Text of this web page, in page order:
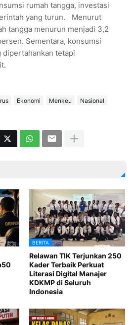
rumah tangga, investasi
yang turun. Menurut
tangga menurun menjadi 3,2
Sementara, konsumsi
dipertahankan tetapi
Ekonomi Menkeu
Nasional
BERITA
Relawan TIK Terjunkan 250
Kader Terbaik Perkuat
Literasi Digital Manajer
KDKMP di Seluruh
Indonesia